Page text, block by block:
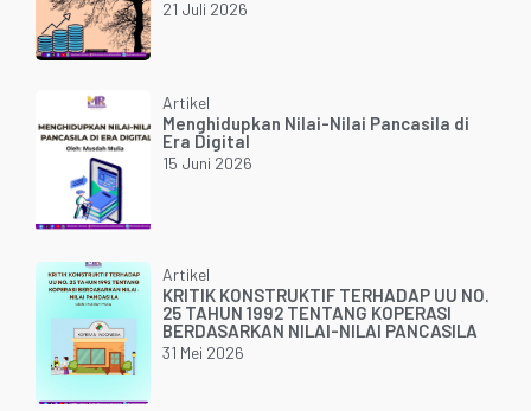
21 Juli 2026
Artikel
Menghidupkan Nilai-Nilai Pancasila di
Era Digital
15 Juni 2026
Artikel
KRITIK KONSTRUKTIF TERHADAP UU NO.
25 TAHUN 1992 TENTANG KOPERASI
BERDASARKAN NILAI-NILAI PANCASILA
31 Mei 2026